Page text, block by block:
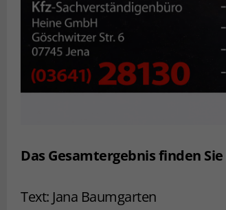
Das Gesamtergebnis finden Sie
Text: Jana Baumgarten